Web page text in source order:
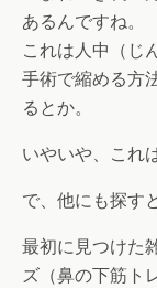
あるんですね。
これは人中（じ
手術で縮める方
るとか。
いやいや、これ
で、他にも探す
最初に見つけた
ズ（鼻の下筋ト